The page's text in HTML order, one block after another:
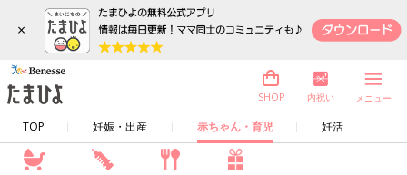
×
TOP 妊娠・出産 赤ちゃん・育児 妊活
SHOP 内祝い メニュー